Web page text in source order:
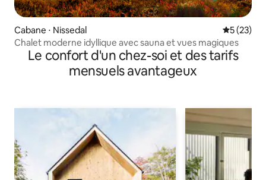
Cabane ⋅ Nissedal
5 (23)
Chalet moderne idyllique avec sauna et vues magiques
Le confort d'un chez-soi et des tarifs
mensuels avantageux